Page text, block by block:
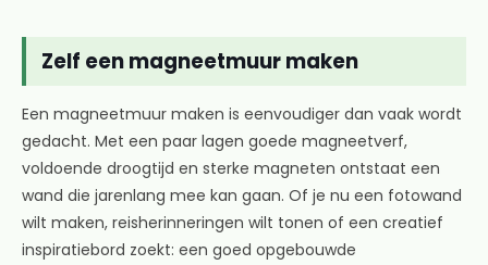
Zelf een magneetmuur maken
Een magneetmuur maken is eenvoudiger dan vaak wordt
gedacht. Met een paar lagen goede magneetverf,
voldoende droogtijd en sterke magneten ontstaat een
wand die jarenlang mee kan gaan. Of je nu een fotowand
wilt maken, reisherinneringen wilt tonen of een creatief
inspiratiebord zoekt: een goed opgebouwde